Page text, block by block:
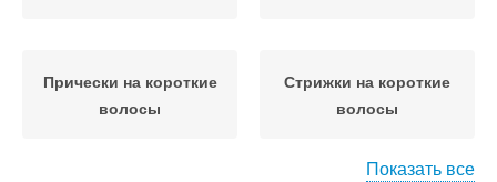
Прически на короткие
волосы
Стрижки на короткие
волосы
Показать все